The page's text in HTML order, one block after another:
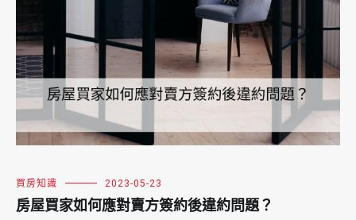
買房知識 2023-05-23
房屋買家如何應對賣方簽約後違約問題？